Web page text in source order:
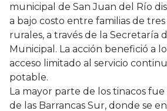
municipal de San Juan del Río
a bajo costo entre familias de
rurales, a través de la Secretaría
Municipal. La acción benefició a
acceso limitado al servicio
potable.
La mayor parte de los tinacos fue
de las Barrancas Sur, donde se